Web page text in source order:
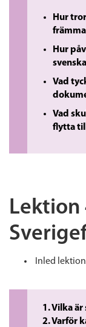
Hur
Hur
Vad
Vad
flytta
Lektion
Inled
1. Vilka
2. Varför